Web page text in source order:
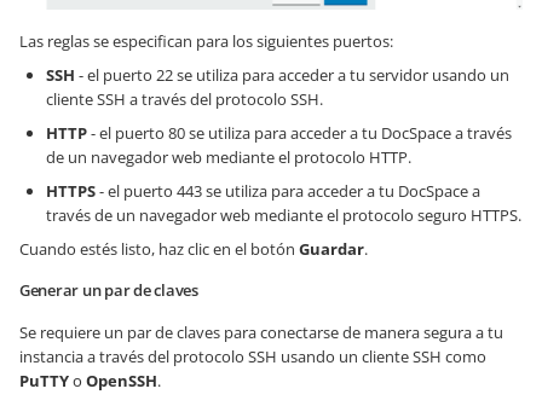
Las reglas se especifican para los siguientes puertos:
SSH - el puerto 22 se utiliza para acceder a tu servidor usando un
cliente SSH a través del protocolo SSH.
HTTP- el puerto 80 se utiliza para acceder a tu DocSpace a través
de un navegador web mediante el protocolo HTTP.
HTTPS- el puerto 443 se utiliza para acceder a tu DocSpace a
través de un navegador web mediante el protocolo seguro HTTPS.
Cuando estés listo, haz clic en el botón Guardar.
Generar un par de claves
Se requiere un par de claves para conectarse de manera segura a tu
instancia a través del protocolo SSH usando un cliente SSH como
PuTTYo OpenSSH.